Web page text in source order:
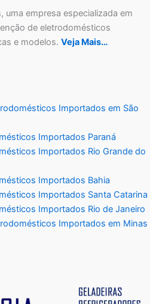
empresa especializada em
de eletrodomésticos
e modelos. Veja Mais…
Importados em São
Importados Paraná
Importados Rio Grande do
Importados Bahia
Importados Santa Catarina
Importados Rio de Janeiro
Importados em Minas